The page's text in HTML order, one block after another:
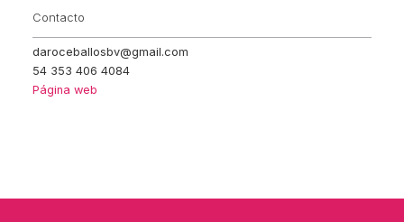
Contacto
daroceballosbv@gmail.com
54 353 406 4084
Página web